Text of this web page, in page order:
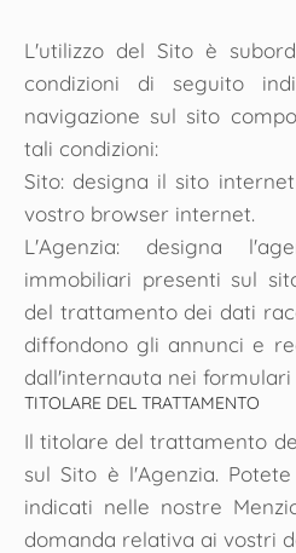
L'utilizzo del Sito è
condizioni di seguito
navigazione sul sito
tali condizioni:
Sito: designa il sito
vostro browser internet.
L'Agenzia: designa
immobiliari presenti sul
del trattamento dei dati
diffondono gli annunci e
dall'internauta nei
TITOLARE DEL TRATTAMENTO
Il titolare del trattamento
sul Sito è l'Agenzia.
indicati nelle nostre
domanda relativa ai vostri